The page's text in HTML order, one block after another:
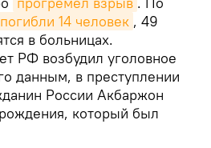
погибли 14 человек , 49
в больницах.
РФ возбудил уголовное
данным, в преступлении
России Акбаржон
который был